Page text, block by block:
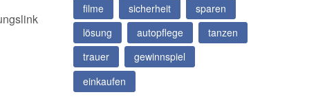
filme
sicherheit
sparen
lösung
autopflege
tanzen
trauer
gewinnspiel
einkaufen